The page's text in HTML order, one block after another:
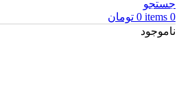
جستجو
0
items
0 تومان
ناموجود